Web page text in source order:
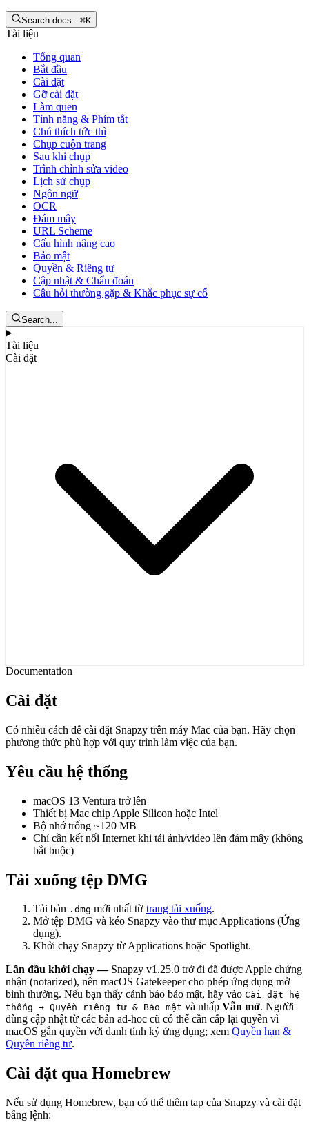
Search docs...⌘K
Tài liệu
Tổng quan
Bắt đầu
Cài đặt
Gỡ cài đặt
Làm quen
Tính năng & Phím tắt
Chú thích tức thì
Chụp cuộn trang
Sau khi chụp
Trình chỉnh sửa video
Lịch sử chụp
Ngôn ngữ
OCR
Đám mây
URL Scheme
Cấu hình nâng cao
Bảo mật
Quyền & Riêng tư
Cập nhật & Chẩn đoán
Câu hỏi thường gặp & Khắc phục sự cố
Search...
Tài liệu
Cài đặt
Documentation
Cài đặt
Có nhiều cách để cài đặt Snapzy trên máy Mac của bạn. Hãy chọn
phương thức phù hợp với quy trình làm việc của bạn.
Yêu cầu hệ thống
macOS 13 Ventura trở lên
Thiết bị Mac chip Apple Silicon hoặc Intel
Bộ nhớ trống ~120 MB
Chỉ cần kết nối Internet khi tải ảnh/video lên đám mây (không
bắt buộc)
Tải xuống tệp DMG
Tải bản .dmg mới nhất từ trang tải xuống.
Mở tệp DMG và kéo Snapzy vào thư mục Applications (Ứng
dụng).
Khởi chạy Snapzy từ Applications hoặc Spotlight.
Lần đầu khởi chạy —Snapzy v1.25.0 trở đi đã được Apple chứng
nhận (notarized), nên macOS Gatekeeper cho phép ứng dụng mở
bình thường. Nếu bạn thấy cảnh báo bảo mật, hãy vào Cài đặt hệ
thống → Quyền riêng tư & Bảo mật và nhấp Vẫn mở. Người
dùng cập nhật từ các bản ad-hoc cũ có thể cần cấp lại quyền vì
macOS gắn quyền với danh tính ký ứng dụng; xem Quyền hạn &
Quyền riêng tư.
Cài đặt qua Homebrew
Nếu sử dụng Homebrew, bạn có thể thêm tap của Snapzy và cài đặt
bằng lệnh: